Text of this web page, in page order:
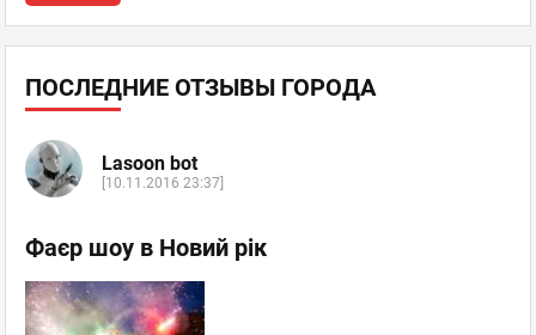
ПОСЛЕДНИЕ ОТЗЫВЫ ГОРОДА
Lasoon bot
[10.11.2016 23:37]
Фаєр шоу в Новий рік